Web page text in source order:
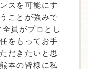
スを可能にす
ことが強みで
員がプロとし
をもってお手
だきたいと思
本の皆様に私